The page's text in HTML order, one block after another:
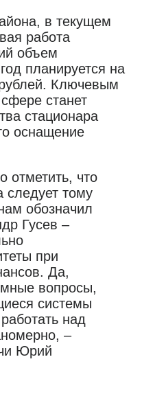
в текущем
работа
объем
планируется на
Ключевым
станет
стационара
оснащение
отметить, что
следует тому
обозначил
Гусев –
при
Да,
вопросы,
системы
над
–
Юрий